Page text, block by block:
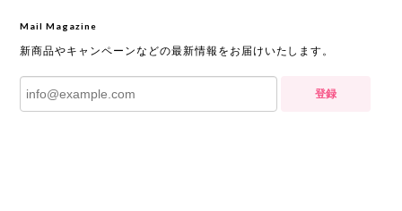
Mail Magazine
新商品やキャンペーンなどの最新情報をお届けいたします。
登録